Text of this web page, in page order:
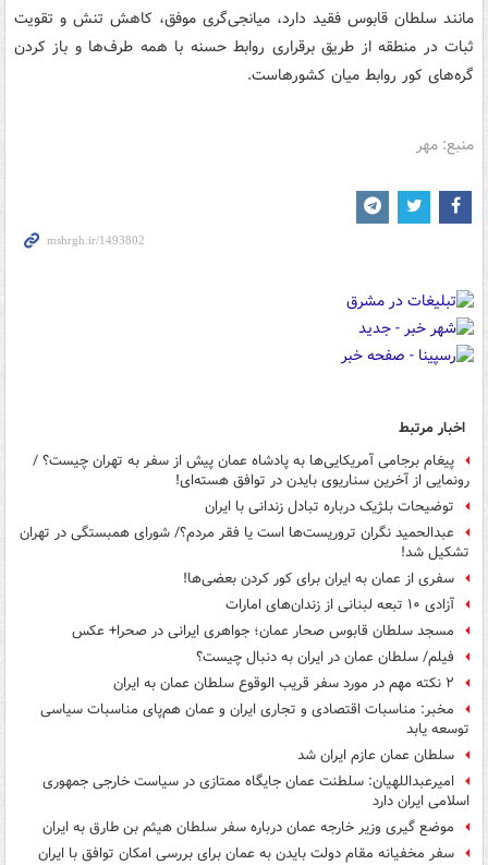
مانند سلطان قابوس فقید دارد، میانجی‌گری موفق، کاهش تنش و تقویت
ثبات در منطقه از طریق برقراری روابط حسنه با همه طرف‌ها و باز کردن
گره‌های کور روابط میان کشورهاست.
منبع: مهر
اخبار مرتبط
پیغام برجامی آمریکایی‌ها به پادشاه عمان پیش از سفر به تهران چیست؟ /
رونمایی از آخرین سناریوی بایدن در توافق هسته‌ای!
توضیحات بلژیک درباره تبادل زندانی با ایران
عبدالحمید نگران تروریست‌ها است یا فقر مردم؟/ شورای همبستگی در تهران
تشکیل شد!
سفری از عمان به ایران برای کور کردن بعضی‌ها!
آزادی ۱۰ تبعه لبنانی از زندان‌های امارات
مسجد سلطان قابوس صحار عمان؛ جواهری ایرانی در صحرا+ عکس
فیلم/ سلطان عمان در ایران به دنبال چیست؟
۲ نکته مهم در مورد سفر قریب الوقوع سلطان عمان به ایران
مخبر: مناسبات اقتصادی و تجاری ایران و عمان هم‌پای مناسبات سیاسی
توسعه یابد
سلطان عمان عازم ایران شد
امیرعبداللهیان: سلطنت عمان جایگاه ممتازی در سیاست خارجی جمهوری
اسلامی ایران دارد
موضع گیری وزیر خارجه عمان درباره سفر سلطان هیثم بن طارق به ایران
سفر مخفیانه مقام دولت بایدن به عمان برای بررسی امکان توافق با ایران